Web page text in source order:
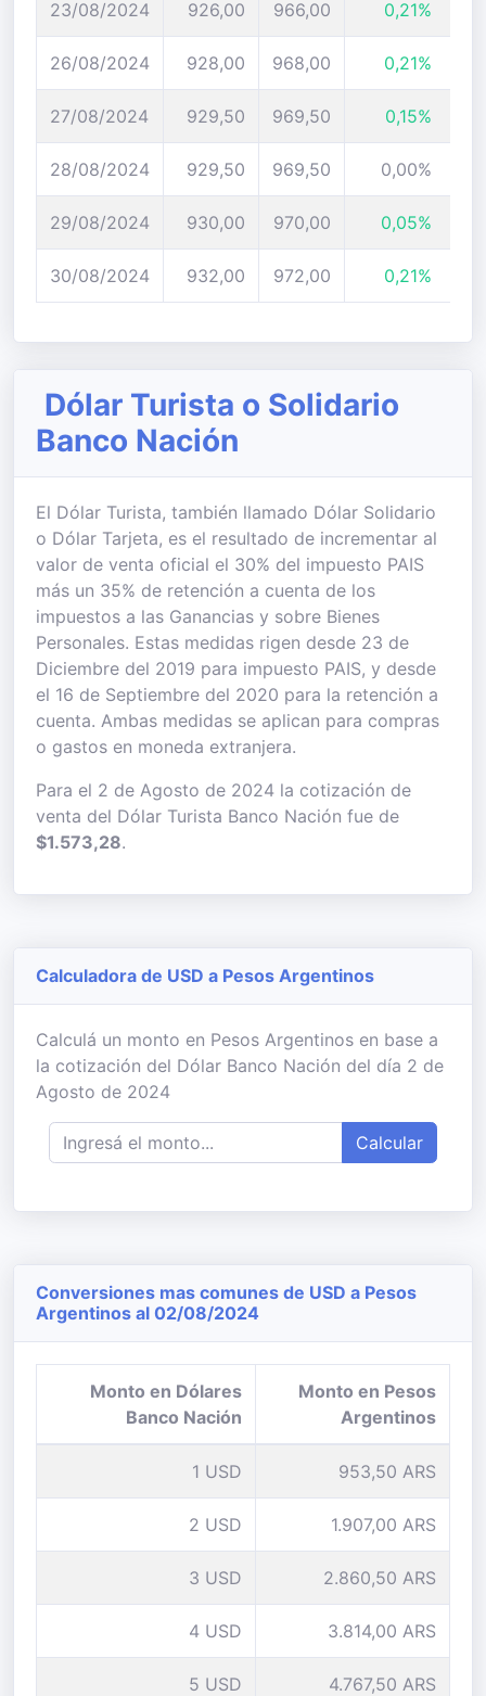
23/08/2024 926,00 966,00 0,21%
26/08/2024 928,00 968,00 0,21%
27/08/2024 929,50 969,50 0,15%
28/08/2024 929,50 969,50 0,00%
29/08/2024 930,00 970,00 0,05%
30/08/2024 932,00 972,00 0,21%
Dólar Turista o Solidario
Banco Nación
El Dólar Turista, también llamado Dólar Solidario
o Dólar Tarjeta, es el resultado de incrementar al
valor de venta oficial el 30% del impuesto PAIS
más un 35% de retención a cuenta de los
impuestos a las Ganancias y sobre Bienes
Personales. Estas medidas rigen desde 23 de
Diciembre del 2019 para impuesto PAIS, y desde
el 16 de Septiembre del 2020 para la retención a
cuenta. Ambas medidas se aplican para compras
o gastos en moneda extranjera.
Para el 2 de Agosto de 2024 la cotización de
venta del Dólar Turista Banco Nación fue de
$1.573,28.
Calculadora de USD a Pesos Argentinos
Calculá un monto en Pesos Argentinos en base a
la cotización del Dólar Banco Nación del día 2 de
Agosto de 2024
Calcular
Conversiones mas comunes de USD a Pesos
Argentinos al 02/08/2024
Monto en Dólares
Banco Nación
Monto en Pesos
Argentinos
1 USD 953,50 ARS
2 USD 1.907,00 ARS
3 USD 2.860,50 ARS
4 USD 3.814,00 ARS
5 USD 4.767,50 ARS